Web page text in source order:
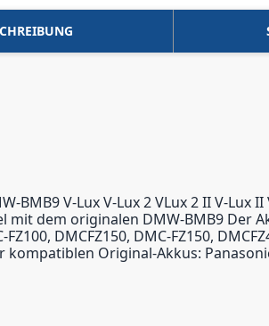
BMB9 V-Lux V-Lux 2 VLux 2 II V-
mit dem originalen DMW-BMB9 Der
FZ100, DMCFZ150, DMC-FZ150,
Original-Akkus: Panasonic